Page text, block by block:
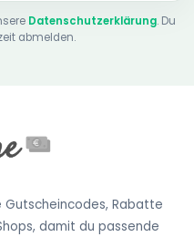
Datenschutzerklärung. Du
abmelden.
Rabatte
damit du passende